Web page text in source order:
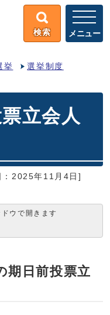
検索 メニュー
挙 選挙制度
立会人
：2025年11月4日]
ウで開きます
期日前投票立